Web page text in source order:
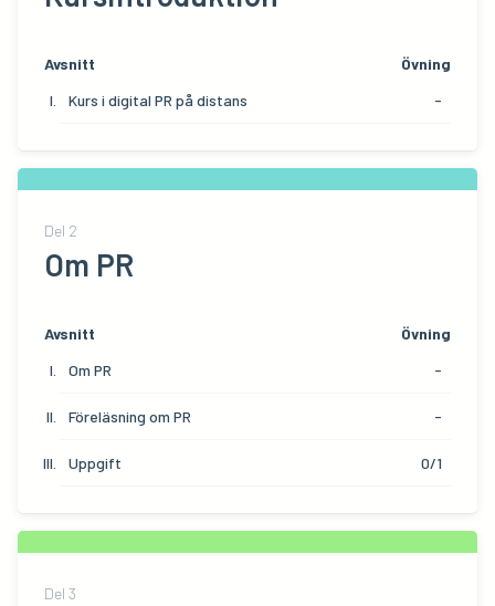
Avsnitt
Övning
Kurs i digital PR på distans
-
Del 2
Om PR
Avsnitt
Övning
Om PR
-
Föreläsning om PR -
Uppgift 0/1
Del 3